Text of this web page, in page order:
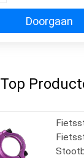
Doorgaan
Top